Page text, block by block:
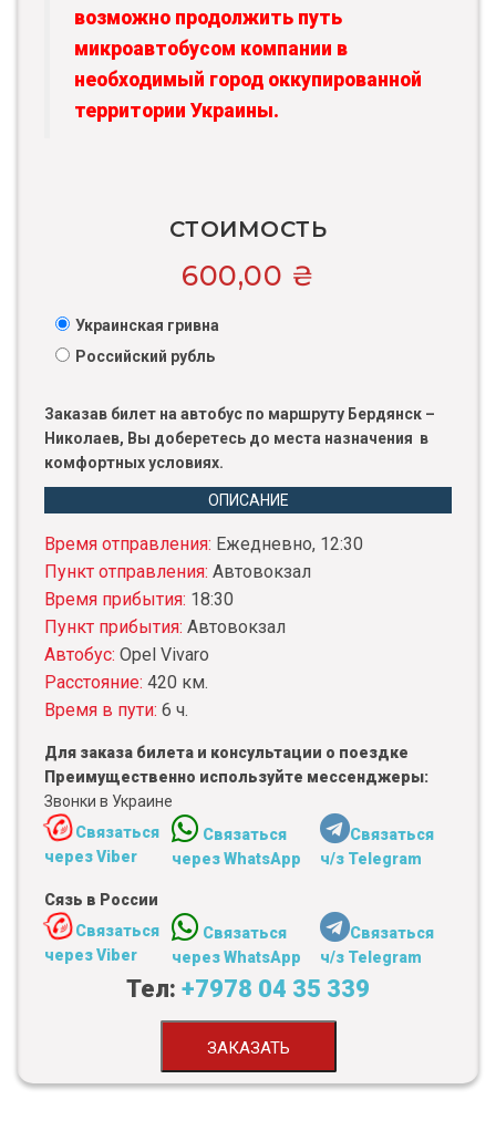
возможно продолжить путь
микроавтобусом компании в
необходимый город оккупированной
территории Украины.
СТОИМОСТЬ
600,00 ₴
Украинская гривна
Российский рубль
Заказав билет на автобус по маршруту Бердянск –
Николаев, Вы доберетесь до места назначения в
комфортных условиях.
ОПИСАНИЕ
Время отправления: Ежедневно, 12:30
Пункт отправления: Автовокзал
Время прибытия: 18:30
Пункт прибытия: Автовокзал
Автобус: Opel Vivaro
Расстояние: 420 км.
Время в пути: 6 ч.
Для заказа билета и консультации о поездке
Преимущественно используйте мессенджеры:
Звонки в Украине
Связаться
через Viber
Связаться
через WhatsApp
Связаться
ч/з Telegram
Сязь в России
Связаться
через Viber
Связаться
через WhatsApp
Связаться
ч/з Telegram
Тел: +7978 04 35 339
ЗАКАЗАТЬ